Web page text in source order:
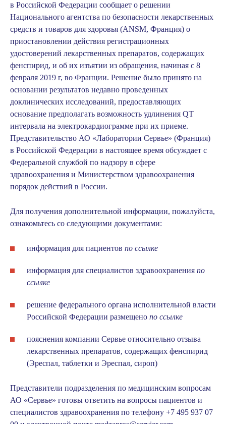
в Российской Федерации сообщает о решении
Национального агентства по безопасности лекарственных
средств и товаров для здоровья (ANSM, Франция) о
приостановлении действия регистрационных
удостоверений лекарственных препаратов, содержащих
фенспирид, и об их изъятии из обращения, начиная с 8
февраля 2019 г, во Франции. Решение было принято на
основании результатов недавно проведенных
доклинических исследований, предоставляющих
основание предполагать возможность удлинения QT
интервала на электрокардиограмме при их приеме.
Представительство АО «Лаборатории Сервье» (Франция)
в Российской Федерации в настоящее время обсуждает с
Федеральной службой по надзору в сфере
здравоохранения и Министерством здравоохранения
порядок действий в России.
Для получения дополнительной информации, пожалуйста,
ознакомьтесь со следующими документами:
информация для пациентов по ссылке
информация для специалистов здравоохранения по
ссылке
решение федерального органа исполнительной власти
Российской Федерации размещено по ссылке
пояснения компании Сервье относительно отзыва
лекарственных препаратов, содержащих фенспирид
(Эреспал, таблетки и Эреспал, сироп)
Представители подразделения по медицинским вопросам
АО «Сервье» готовы ответить на вопросы пациентов и
специалистов здравоохранения по телефону +7 495 937 07